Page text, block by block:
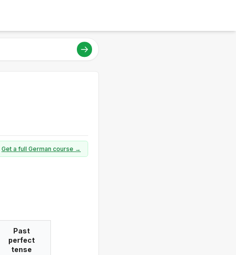
Get a full German course →
Past
perfect
tense